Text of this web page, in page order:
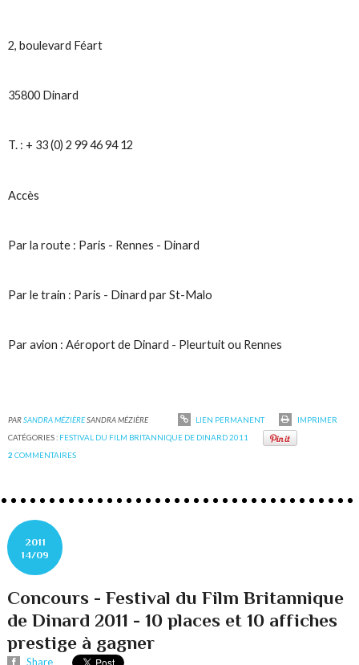
2, boulevard Féart
35800 Dinard
T. : + 33 (0) 2 99 46 94 12
Accès
Par la route : Paris - Rennes - Dinard
Par le train : Paris - Dinard par St-Malo
Par avion : Aéroport de Dinard - Pleurtuit ou Rennes
PARSANDRA MÉZIÈRESANDRA MÉZIÈRE LIEN PERMANENT
IMPRIMER
CATÉGORIES : FESTIVAL DU FILM BRITANNIQUE DE DINARD 2011
2 COMMENTAIRES
2011
14/09
Concours - Festival du Film Britannique
de Dinard 2011 - 10 places et 10 affiches
prestige à gagner
Share